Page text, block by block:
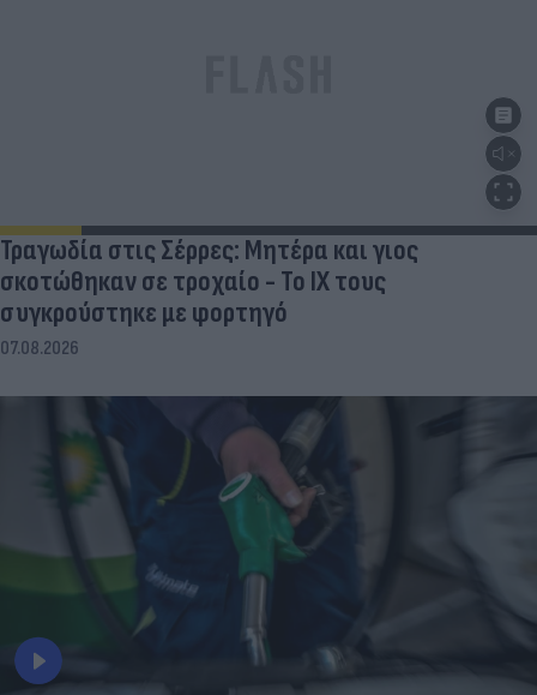
Τραγωδία στις Σέρρες: Μητέρα και γιος
σκοτώθηκαν σε τροχαίο - Το ΙΧ τους
συγκρούστηκε με φορτηγό
07.08.2026